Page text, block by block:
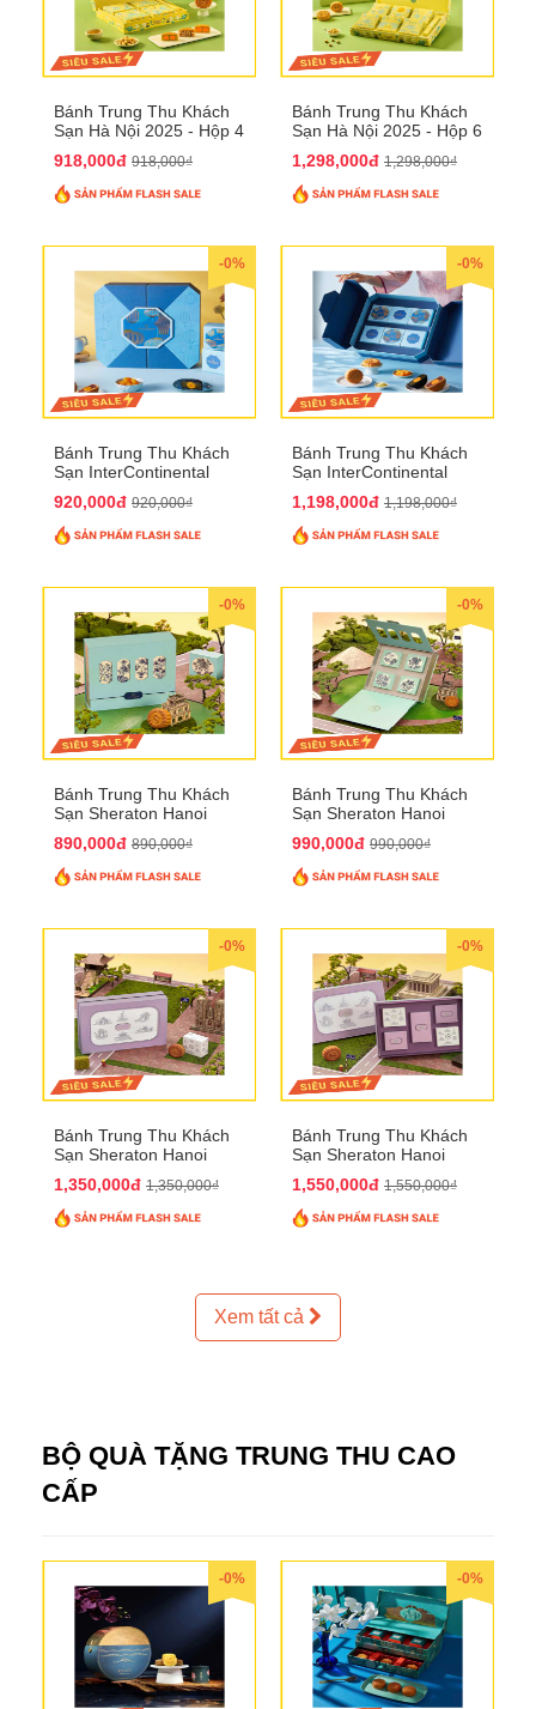
Bánh Trung Thu Khách
Sạn Hà Nội 2025 - Hộp 4
918,000đ 918,000₫
Bánh Trung Thu Khách
Sạn Hà Nội 2025 - Hộp 6
1,298,000đ 1,298,000₫
-0%
Bánh Trung Thu Khách
Sạn InterContinental
QTTT26
920,000đ 920,000₫
-0%
Bánh Trung Thu Khách
Sạn InterContinental
QTTT27
1,198,000đ 1,198,000₫
-0%
Bánh Trung Thu Khách
Sạn Sheraton Hanoi
890,000đ 890,000₫
-0%
Bánh Trung Thu Khách
Sạn Sheraton Hanoi
990,000đ 990,000₫
-0%
Bánh Trung Thu Khách
Sạn Sheraton Hanoi
1,350,000đ 1,350,000₫
-0%
Bánh Trung Thu Khách
Sạn Sheraton Hanoi
1,550,000đ 1,550,000₫
Xem tất cả
BỘ QUÀ TẶNG TRUNG THU CAO
CẤP
-0% -0%